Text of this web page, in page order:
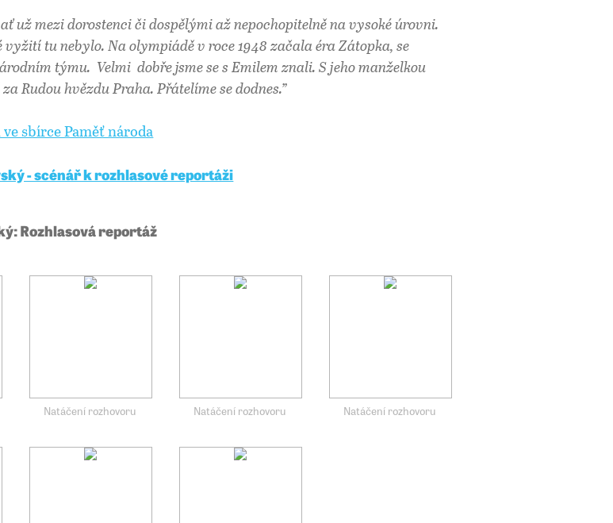
už mezi dorostenci či dospělými až nepochopitelně na vysoké úrovni.
vyžití tu nebylo. Na olympiádě v roce 1948 začala éra Zátopka, se
týmu. Velmi dobře jsme se s Emilem znali. S jeho manželkou
Rudou hvězdu Praha. Přátelíme se dodnes.”
sbírce Paměť národa
- scénář k rozhlasové reportáži
Rozhlasová reportáž
Natáčení rozhovoru Natáčení rozhovoru Natáčení rozhovoru